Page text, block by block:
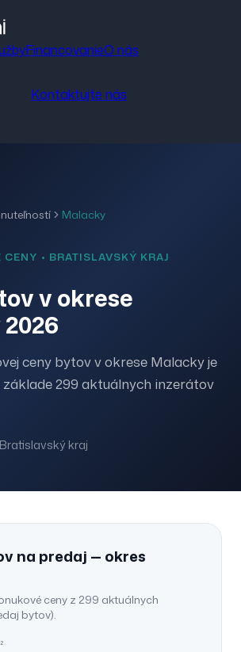
FinancovanieO nás
Kontaktujte nás
Malacky
CENY • BRATISLAVSKÝ KRAJ
v okrese
2026
ceny bytovv okrese Malackyje
základe299 aktuálnych inzerátov
Bratislavskýkraj
na predaj — okres
ceny z 299 aktuálnych
bytov).